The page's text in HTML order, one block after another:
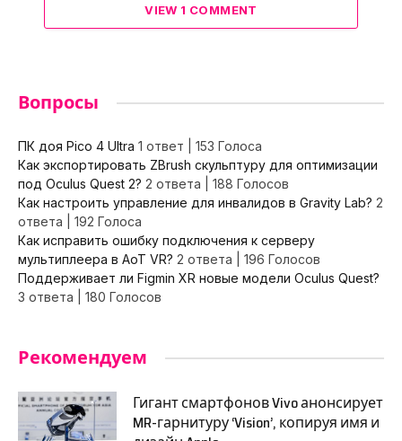
VIEW 1 COMMENT
Вопросы
ПК доя Pico 4 Ultra 1 ответ
153 Голоса
Как экспортировать ZBrush скульптуру для оптимизации
под Oculus Quest 2? 2 ответа
188 Голосов
Как настроить управление для инвалидов в Gravity Lab? 2
ответа
192 Голоса
Как исправить ошибку подключения к серверу
мультиплеера в AoT VR? 2 ответа
196 Голосов
Поддерживает ли Figmin XR новые модели Oculus Quest?
3 ответа
180 Голосов
Рекомендуем
Гигант смартфонов Vivo анонсирует
MR-гарнитуру ‘Vision’, копируя имя и